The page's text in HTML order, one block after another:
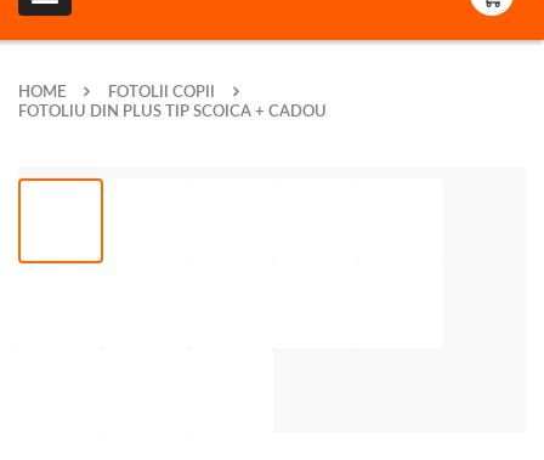
navigation
HOME
FOTOLII COPII
FOTOLIU DIN PLUS TIP SCOICA + CADOU